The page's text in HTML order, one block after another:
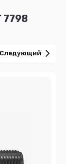
7798
Следующий